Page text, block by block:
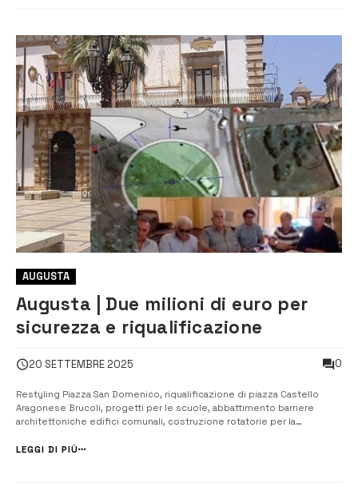
AUGUSTA
Augusta | Due milioni di euro per
sicurezza e riqualificazione
20 SETTEMBRE 2025 0
Restyling Piazza San Domenico, riqualificazione di piazza Castello
Aragonese Brucoli, progetti per le scuole, abbattimento barriere
architettoniche edifici comunali, costruzione rotatorie per la
Giuseppe Di Mare, si è riunita ieri per approvare una serie di progetti
LEGGI DI PIÙ